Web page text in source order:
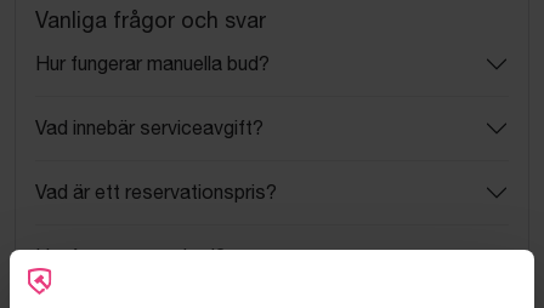
Vanliga frågor och svar
Hur fungerar manuella bud?
Vad innebär serviceavgift?
Vad är ett reservationspris?
Hur fungerar maxbud?